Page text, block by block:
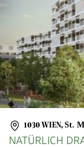
1030 WIEN, St.
NATÜRLICH